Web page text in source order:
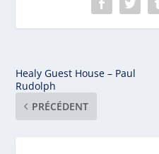
Healy Guest House – Paul
Rudolph
PRÉCÉDENT